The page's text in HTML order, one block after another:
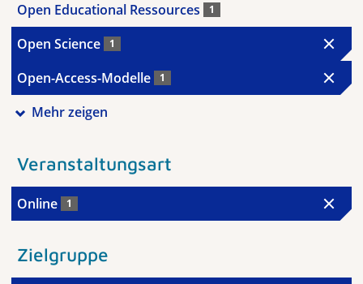
Open Educational Ressources 1
Open Science 1
Open-Access-Modelle 1
Mehr zeigen
Veranstaltungsart
Online 1
Zielgruppe